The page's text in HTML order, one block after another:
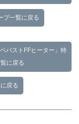
プ一覧に戻る
バストFFヒーター」特
に戻る
戻る